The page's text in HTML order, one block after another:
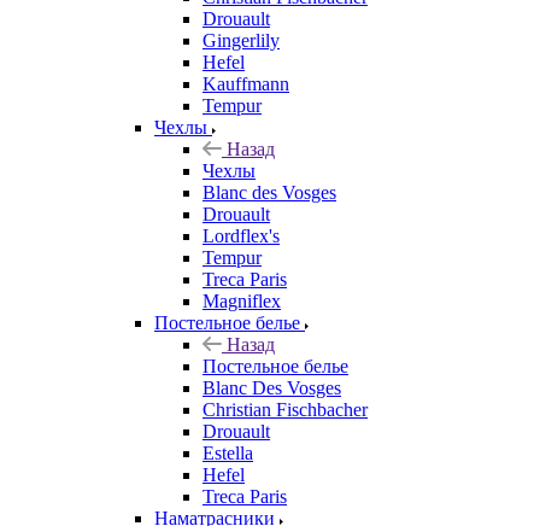
Drouault
Gingerlily
Hefel
Kauffmann
Tempur
Чехлы
Назад
Чехлы
Blanc des Vosges
Drouault
Lordflex's
Tempur
Treca Paris
Magniflex
Постельное белье
Назад
Постельное белье
Blanc Des Vosges
Christian Fischbacher
Drouault
Estella
Hefel
Treca Paris
Наматрасники